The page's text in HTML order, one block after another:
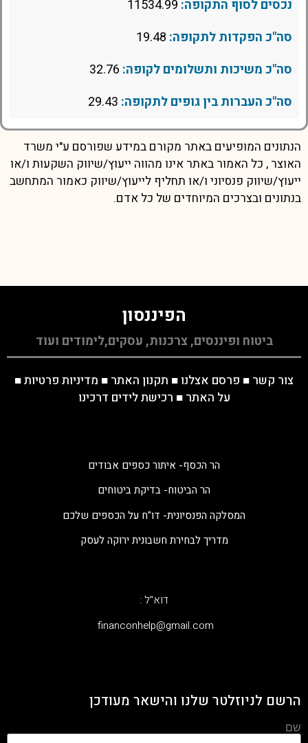
נכסים לסוף התקופה:
סה"כ הפקדות לתקופה:
סה"כ משיכות ותשלומים לקופה:
סה"כ העברות בין גופים לתקופה:
הנתונים המופיעים באתר מקורם במידע שפורסם ע"י משרד
האוצר , כל האמור באתר אינו מהווה ייעוץ/שיווק השקעות ו/או
ייעוץ/שיווק פנסיוני ו/או תחליף לייעוץ/שיווק כאמור המתחשב
בנתונים ובצרכים המיוחדים של כל אדם.
הפיננסון
ביטוח ופיננסים, צרכנות, עסקים,לימודים ועוד
צור קשר ■ פרסם אצלנו ■ תקנון האתר ■ מדיניות פרטיות■
על האתר ■ רכישת לידים דרכינו
הר הכסף- איתור כספים אבודים
הר הביטוח- בדיקת ביטוחים
המסלקה הפנסיונית- דו"ח על הכספים שלכם
מדריך לבחירת חשבונית ירוקה לעסק
דוא"ל :
‫financonhelp@gmail.com‬
הרשם לניוזלטר שלנו והישאר מעודכן
שם